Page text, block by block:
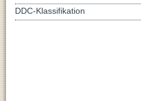
DDC-Klassifikation